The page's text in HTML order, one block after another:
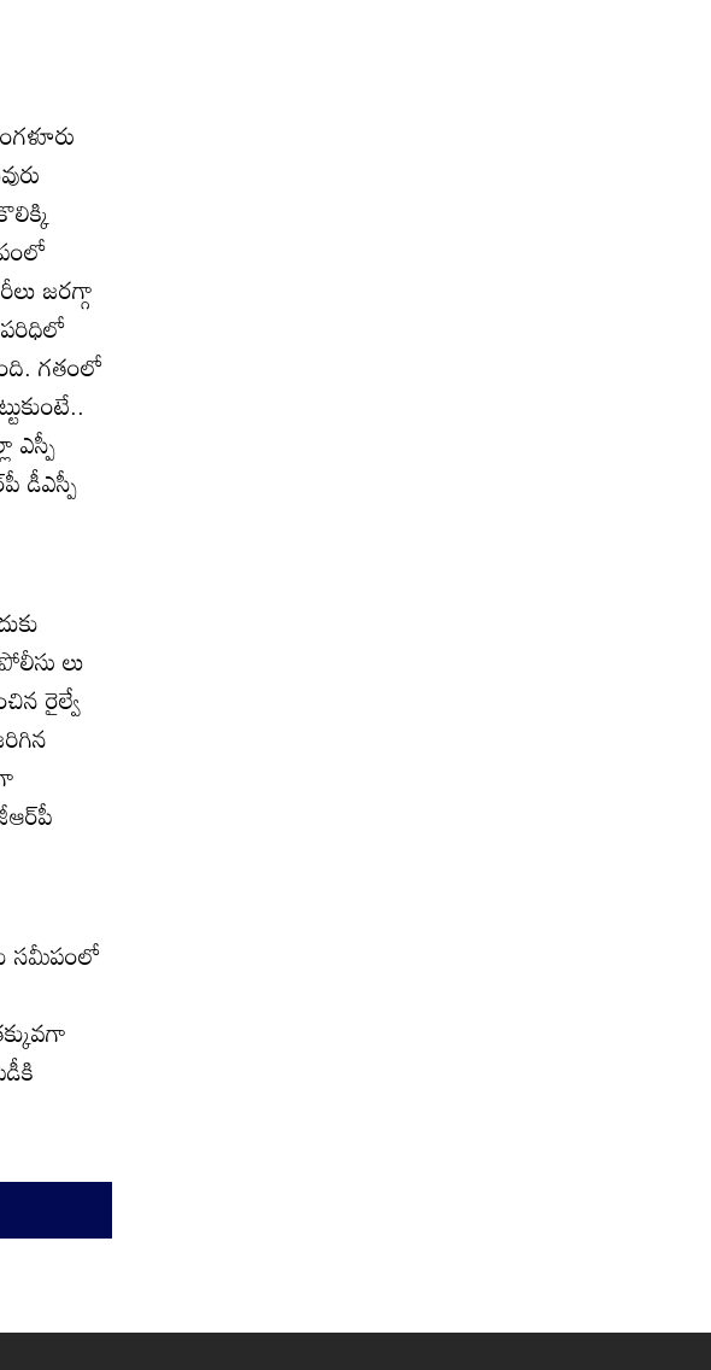
జరగ్గా
గతంలో
ఎస్పీ
డీఎస్పీ
లు
రైల్వే
సమీపంలో